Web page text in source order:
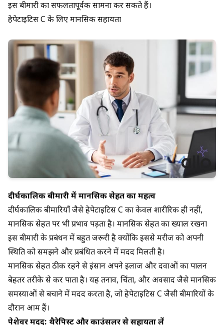
इस बीमारी का सफलतापूर्वक सामना कर सकते हैं।
हेपेटाइटिस C के लिए मानसिक सहायता
दीर्घकालिक बीमारी में मानसिक सेहत का महत्व
दीर्घकालिक बीमारियाँ जैसे हेपेटाइटिस C का केवल शारीरिक ही नहीं,
मानसिक सेहत पर भी प्रभाव पड़ता है। मानसिक सेहत का ख्याल रखना
इस बीमारी के प्रबंधन में बहुत जरूरी है क्योंकि इससे मरीज को अपनी
स्थिति को समझने और प्रबंधित करने में मदद मिलती है।
मानसिक सेहत ठीक रहने से इंसान अपने इलाज और दवाओं का पालन
बेहतर तरीके से कर पाता है। यह तनाव, चिंता, और अवसाद जैसे मानसिक
समस्याओं से बचाने में मदद करता है, जो हेपेटाइटिस C जैसी बीमारियों के
दौरान आम हैं।
पेशेवर मदद: थैरेपिस्ट और काउंसलर से सहायता लें